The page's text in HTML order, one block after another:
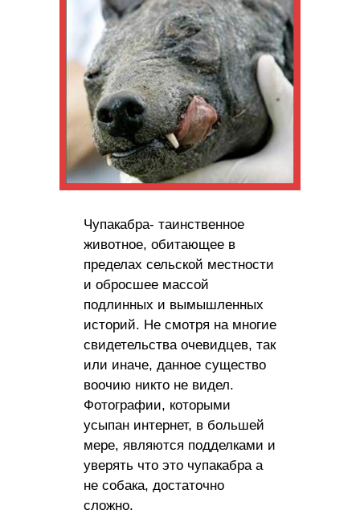
Чупакабра- таинственное
животное, обитающее в
пределах сельской местности
и обросшее массой
подлинных и вымышленных
историй. Не смотря на многие
свидетельства очевидцев, так
или иначе, данное существо
воочию никто не видел.
Фотографии, которыми
усыпан интернет, в большей
мере, являются подделками и
уверять что это чупакабра а
не собака, достаточно
сложно.